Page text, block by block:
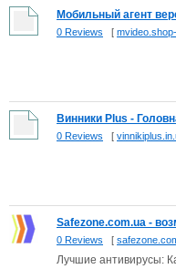
Мобильный агент
0 Reviews [
Винники Plus -
0 Reviews [
Safezone.com.ua -
0 Reviews [
Лучшие антивирусы: